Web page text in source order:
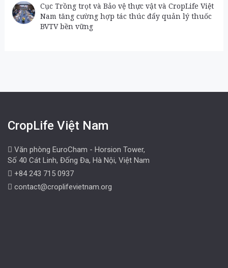
Cục Trồng trọt và Bảo vệ thực vật và CropLife Việt
Nam tăng cường hợp tác thúc đẩy quản lý thuốc
BVTV bền vững
CropLife Việt Nam
Văn phòng EuroCham - Horsion Tower,
Số 40 Cát Linh, Đống Đa, Hà Nội, Việt Nam
+84 243 715 0937
contact@croplifevietnam.org